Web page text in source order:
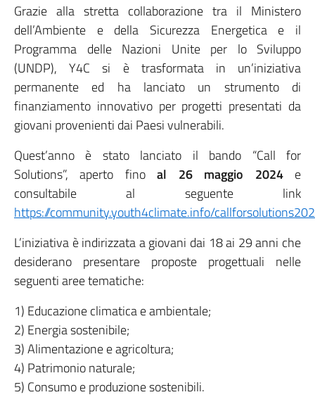
Grazie alla stretta collaborazione tra il Ministero
dell’Ambiente e della Sicurezza Energetica e il
Programma delle Nazioni Unite per lo Sviluppo
(UNDP), Y4C si è trasformata in un’iniziativa
permanente ed ha lanciato un strumento di
finanziamento innovativo per progetti presentati da
giovani provenienti dai Paesi vulnerabili.
Quest’anno è stato lanciato il bando “Call for
Solutions”, aperto finoal 26 maggio 2024 e
consultabile al seguente link
https://community.youth4climate.info/
L’iniziativa è indirizzata a giovani dai 18 ai 29 anni che
desiderano presentare proposte progettuali nelle
seguenti aree tematiche:
1) Educazione climatica e ambientale;
2) Energia sostenibile;
3) Alimentazione e agricoltura;
4) Patrimonio naturale;
5) Consumo e produzione sostenibili.